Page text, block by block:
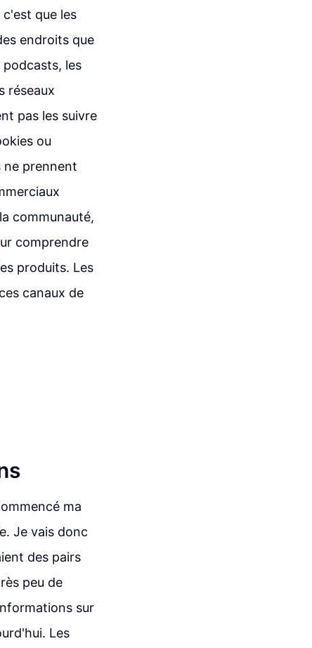
que les
endroits que
podcasts, les
réseaux
pas les suivre
ou
ne prennent
communauté,
comprendre
produits. Les
canaux de
ma
Je vais donc
des pairs
peu de
sur
Les